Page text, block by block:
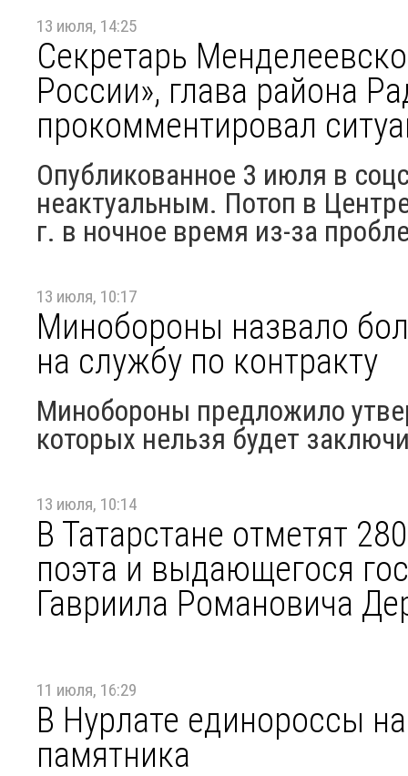
13 июля, 14:25
Секретарь
России», глава района
прокомментировал
Опубликованное 3 июля в
неактуальным. Потоп в
г. в ночное время из-за
13 июля, 10:17
Минобороны назвало
на службу по контракту
Минобороны предложило
которых нельзя будет
13 июля, 10:14
В Татарстане отметят
поэта и выдающегося
Гавриила Романовича
11 июля, 16:29
В Нурлате единороссы
памятника